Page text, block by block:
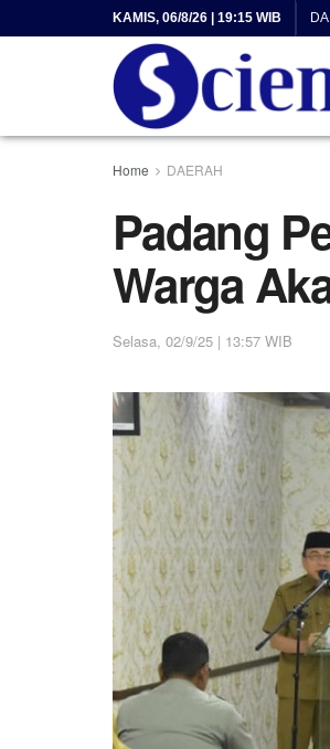
KAMIS, 06/8/26 | 19:15 WIB
Home DAERAH
Padang
Warga
Selasa, 02/9/25 | 13:57 WIB